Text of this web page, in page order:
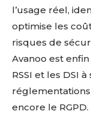
l’usage réel,
optimise les
risques de
Avanoo est
RSSI et les DSI
réglementations
encore le RGPD.